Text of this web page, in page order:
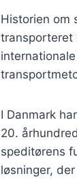
Historien om
transporteret
I Danmark
20.
speditørens
løsninger,